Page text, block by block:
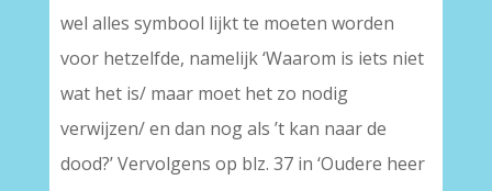
wel alles symbool lijkt te moeten worden
voor hetzelfde, namelijk ‘Waarom is iets niet
wat het is/ maar moet het zo nodig
verwijzen/ en dan nog als ’t kan naar de
dood?’ Vervolgens op blz. 37 in ‘Oudere heer